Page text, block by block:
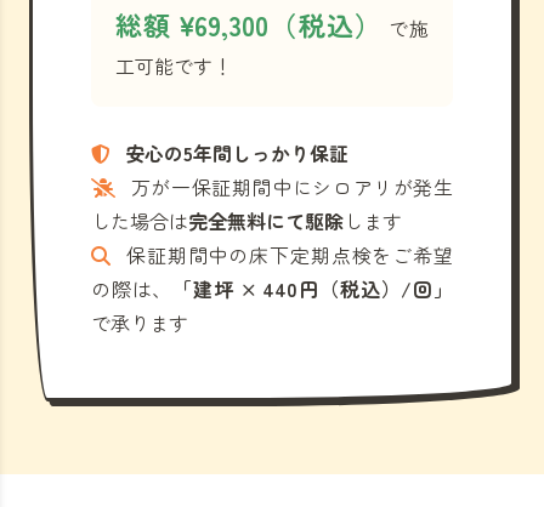
総額 ¥69,300（税込）
で施
工可能です！
安心の5年間しっかり保証
万が一保証期間中にシロアリが発生
した場合は完全無料にて駆除 します
保証期間中の床下定期点検をご希望
の際は、
「建坪 × 440円（税込）/回」
で承ります